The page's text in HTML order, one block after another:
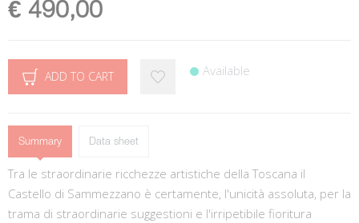
€ 490,00
ADD TO CART Available
Summary Data sheet
Tra le straordinarie ricchezze artistiche della Toscana il
Castello di Sammezzano è certamente, l'unicità assoluta, per la
trama di straordinarie suggestioni e l'irripetibile fioritura